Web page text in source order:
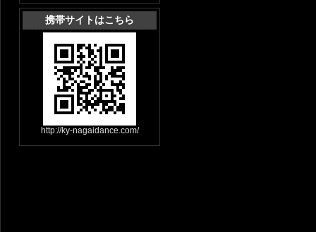
携帯サイトはこちら
http://ky-nagaidance.com/